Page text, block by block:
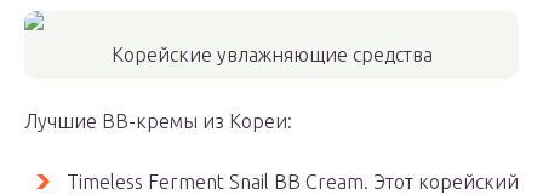
Корейские увлажняющие средства
Лучшие BB-кремы из Кореи:
Timeless Ferment Snail BB Cream. Этот корейский